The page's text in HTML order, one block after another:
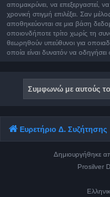
απομακρύνει, να επεξεργαστεί,
χρονική στιγμή επιλέξει. Σαν
αποθηκεύονται σε μια βάση
οποιονδήποτε τρίτο χωρίς τη
θεωρηθούν υπεύθυνοι για
οποία είναι δυνατόν να
Ευρετήριο Δ. Συζήτησης
Δημιουργήθηκε
Prosilver